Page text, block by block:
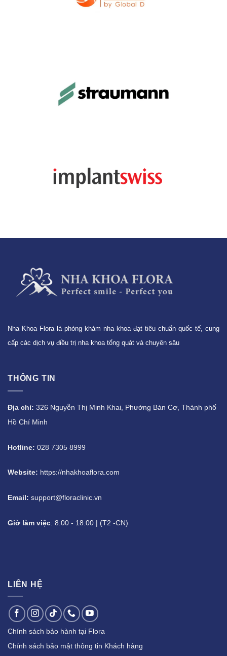
Nha Khoa Flora là phòng khám nha khoa đạt tiêu chuẩn quốc tế, cung
cấp các dịch vụ điều trị nha khoa tổng quát và chuyên sâu
THÔNG TIN
Địa chỉ: 326 Nguyễn Thị Minh Khai, Phường Bàn Cơ, Thành phố
Hồ Chí Minh
Hotline: 028 7305 8999
Website: https://nhakhoaflora.com
Email: support@floraclinic.vn
Giờ làm việc: 8:00 - 18:00 | (T2 -CN)
LIÊN HỆ
Chính sách bảo hành tại Flora
Chính sách bảo mật thông tin Khách hàng